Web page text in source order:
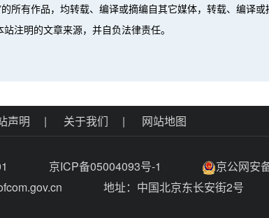
所有作品，均转载、编译或摘编自其它媒体，转载、编译
注明的文章来源，并自负法律责任。
声明 | 关于我们 | 网站地图
京ICP备05004093号-1
京公网安
地址：中国北京东长安街2号